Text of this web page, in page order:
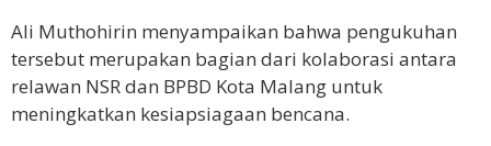
Ali Muthohirin menyampaikan bahwa pengukuhan
tersebut merupakan bagian dari kolaborasi antara
relawan NSR dan BPBD Kota Malang untuk
meningkatkan kesiapsiagaan bencana.